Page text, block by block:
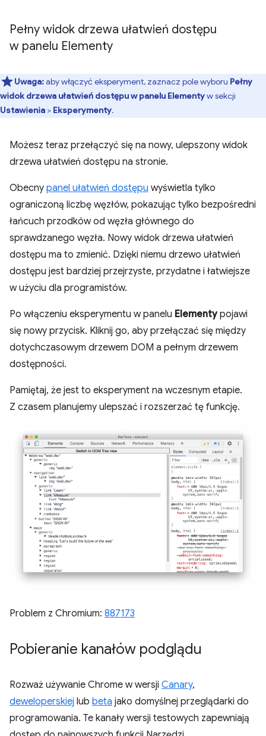
Pełny widok drzewa ułatwień dostępu
w panelu Elementy
Uwaga:aby włączyć eksperyment, zaznacz pole wyboru Pełny
widok drzewa ułatwień dostępu w panelu Elementyw sekcji
Ustawienia > Eksperymenty.
Możesz teraz przełączyć się na nowy, ulepszony widok
drzewa ułatwień dostępu na stronie.
Obecny panel ułatwień dostępu wyświetla tylko
ograniczoną liczbę węzłów, pokazując tylko bezpośredni
łańcuch przodków od węzła głównego do
sprawdzanego węzła. Nowy widok drzewa ułatwień
dostępu ma to zmienić. Dzięki niemu drzewo ułatwień
dostępu jest bardziej przejrzyste, przydatne i łatwiejsze
w użyciu dla programistów.
Po włączeniu eksperymentu w panelu Elementypojawi
się nowy przycisk. Kliknij go, aby przełączać się między
dotychczasowym drzewem DOM a pełnym drzewem
dostępności.
Pamiętaj, że jest to eksperyment na wczesnym etapie.
Z czasem planujemy ulepszać i rozszerzać tę funkcję.
Problem z Chromium: 887173
Pobieranie kanałów podglądu
Rozważ używanie Chrome w wersji Canary,
deweloperskiej lub beta jako domyślnej przeglądarki do
programowania. Te kanały wersji testowych zapewniają